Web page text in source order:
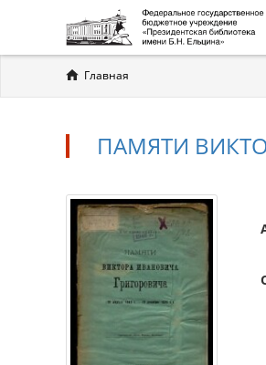
Вы
здесь
Главная
ПАМЯТИ